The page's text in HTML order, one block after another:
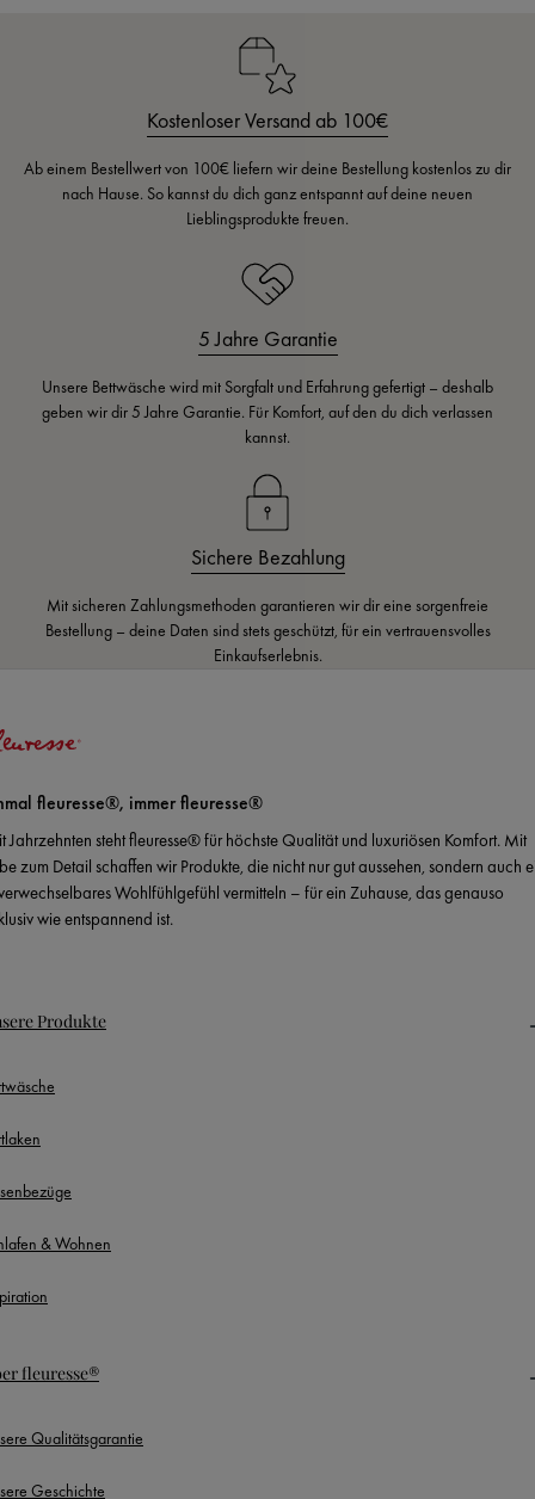
Kostenloser Versand ab 100€
Ab einem Bestellwert von 100€ liefern wir deine Bestellung kostenlos zu dir
nach Hause. So kannst du dich ganz entspannt auf deine neuen
Lieblingsprodukte freuen.
5 Jahre Garantie
Unsere Bettwäsche wird mit Sorgfalt und Erfahrung gefertigt – deshalb
geben wir dir 5 Jahre Garantie. Für Komfort, auf den du dich verlassen
kannst.
Sichere Bezahlung
Mit sicheren Zahlungsmethoden garantieren wir dir eine sorgenfreie
Bestellung – deine Daten sind stets geschützt, für ein vertrauensvolles
Einkaufserlebnis.
fleuresse®, immer fleuresse®
Jahrzehnten steht fleuresse® für höchste Qualität und luxuriösen Komfort. Mit
zum Detail schaffen wir Produkte, die nicht nur gut aussehen, sondern auch
Wohlfühlgefühl vermitteln – für ein Zuhause, das genauso
wie entspannend ist.
Produkte
& Wohnen
fleuresse®
Qualitätsgarantie
Geschichte